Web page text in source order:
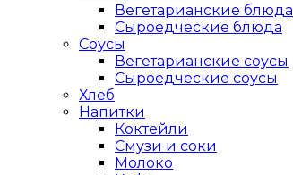
Вегетарианские блюда
Сыроедческие блюда
Соусы
Вегетарианские соусы
Сыроедческие соусы
Хлеб
Напитки
Коктейли
Смузи и соки
Молоко